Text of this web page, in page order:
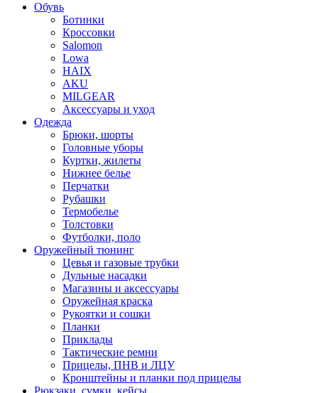
Обувь
Ботинки
Кроссовки
Salomon
Lowa
HAIX
AKU
MILGEAR
Аксессуары и уход
Одежда
Брюки, шорты
Головные уборы
Куртки, жилеты
Нижнее белье
Перчатки
Рубашки
Термобелье
Толстовки
Футболки, поло
Оружейный тюнинг
Цевья и газовые трубки
Дульные насадки
Магазины и аксессуары
Оружейная краска
Рукоятки и сошки
Планки
Приклады
Тактические ремни
Прицелы, ПНВ и ЛЦУ
Кронштейны и планки под прицелы
Рюкзаки, сумки, кейсы